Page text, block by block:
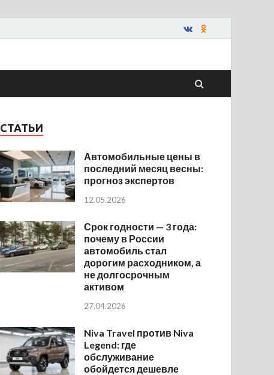
СТАТЬИ
Автомобильные цены в
последний месяц весны:
прогноз экспертов
12.05.2026
Срок годности — 3 года:
почему в России
автомобиль стал
дорогим расходником, а
не долгосрочным
активом
27.04.2026
Niva Travel против Niva
Legend: где
обслуживание
обойдется дешевле